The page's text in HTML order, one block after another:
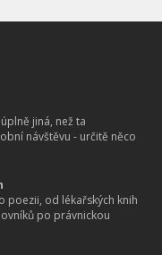
jiná, než ta
návštěvu - určitě něco
od lékařských knih
po právnickou